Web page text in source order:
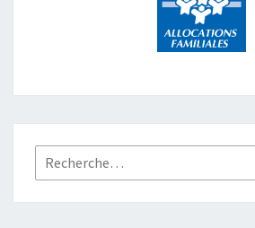
Rechercher :